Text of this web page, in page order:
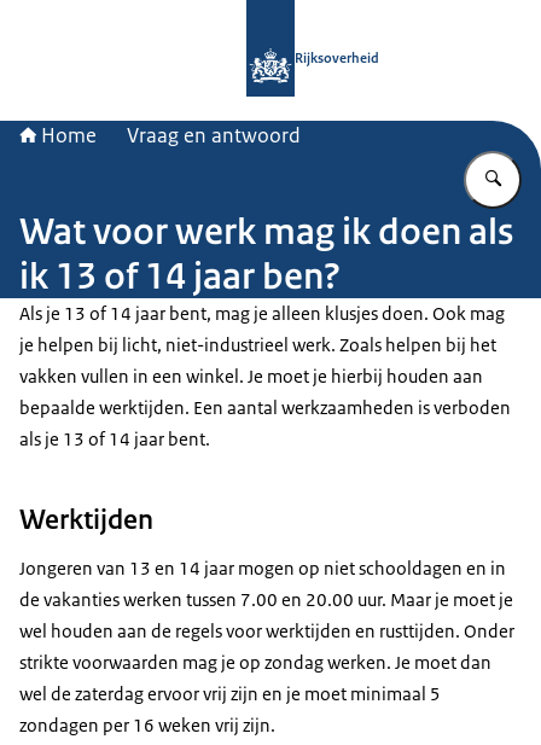
Rijksoverheid
Home Vraag en antwoord
Wat voor werk mag ik doen als
ik 13 of 14 jaar ben?
Als je 13 of 14 jaar bent, mag je alleen klusjes doen. Ook mag
je helpen bij licht, niet-industrieel werk. Zoals helpen bij het
vakken vullen in een winkel. Je moet je hierbij houden aan
bepaalde werktijden. Een aantal werkzaamheden is verboden
als je 13 of 14 jaar bent.
Werktijden
Jongeren van 13 en 14 jaar mogen op niet schooldagen en in
de vakanties werken tussen 7.00 en 20.00 uur. Maar je moet je
wel houden aan de regels voor werktijden en rusttijden. Onder
strikte voorwaarden mag je op zondag werken. Je moet dan
wel de zaterdag ervoor vrij zijn en je moet minimaal 5
zondagen per 16 weken vrij zijn.